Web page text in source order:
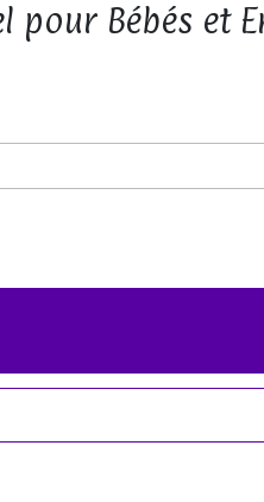
pour Bébés et